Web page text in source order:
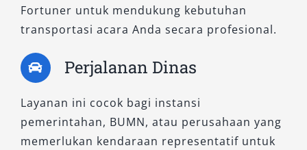
Bagi Anda yang membutuhkan kendaraan yang
mampu menaklukkan medan berat seperti jalur
pegunungan, pantai terpencil, atau kawasan
Bromo, tipe 4×4 menjadi pilihan yang tak
tergantikan.
1. Fortuner 2.8 VRZ 4×4 A/T Non RSE
Fortuner untuk mendukung kebutuhan
transportasi acara Anda secara profesional.
Perjalanan Dinas
Layanan ini cocok bagi instansi
pemerintahan, BUMN, atau perusahaan yang
memerlukan kendaraan representatif untuk